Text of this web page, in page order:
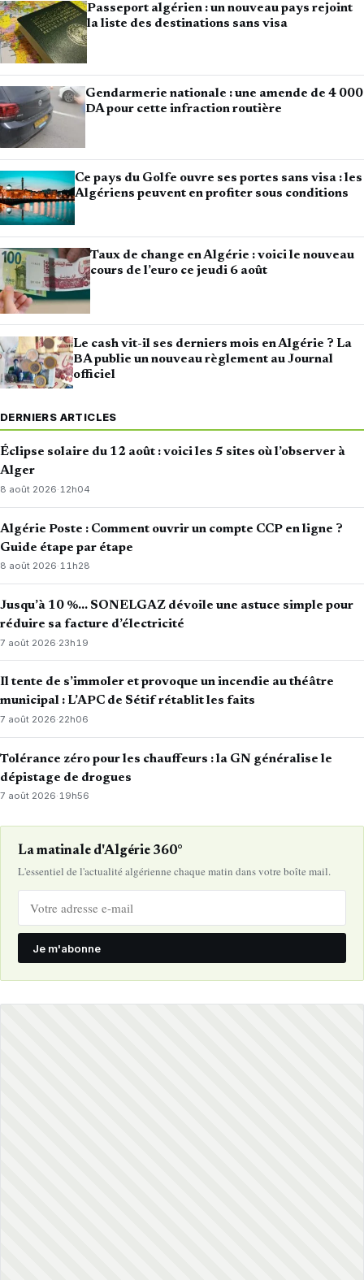
Passeport algérien : un nouveau pays rejoint
la liste des destinations sans visa
Gendarmerie nationale : une amende de 4 000
DA pour cette infraction routière
Ce pays du Golfe ouvre ses portes sans visa : les
Algériens peuvent en profiter sous conditions
Taux de change en Algérie : voici le nouveau
cours de l’euro ce jeudi 6 août
Le cash vit-il ses derniers mois en Algérie ? La
BA publie un nouveau règlement au Journal
officiel
DERNIERS ARTICLES
Éclipse solaire du 12 août : voici les 5 sites où l’observer à
Alger
8 août 2026·12h04
Algérie Poste : Comment ouvrir un compte CCP en ligne ?
Guide étape par étape
8 août 2026·11h28
Jusqu’à 10 %… SONELGAZ dévoile une astuce simple pour
réduire sa facture d’électricité
7 août 2026·23h19
Il tente de s’immoler et provoque un incendie au théâtre
municipal : L’APC de Sétif rétablit les faits
7 août 2026·22h06
Tolérance zéro pour les chauffeurs : la GN généralise le
dépistage de drogues
7 août 2026·19h56
La matinale d'Algérie 360°
L'essentiel de l'actualité algérienne chaque matin dans votre boîte mail.
Je m'abonne